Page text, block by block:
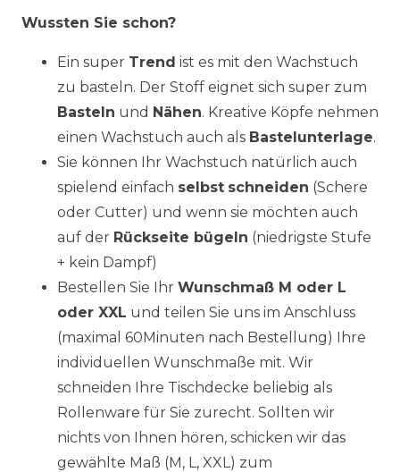
Wussten Sie schon?
Ein super Trend ist es mit den Wachstuch
zu basteln. Der Stoff eignet sich super zum
Basteln und Nähen. Kreative Köpfe nehmen
einen Wachstuch auch als Bastelunterlage.
Sie können Ihr Wachstuch natürlich auch
spielend einfach selbst schneiden (Schere
oder Cutter) und wenn sie möchten auch
auf der Rückseite bügeln (niedrigste Stufe
+ kein Dampf)
Bestellen Sie Ihr Wunschmaß M oder L
oder XXL und teilen Sie uns im Anschluss
(maximal 60Minuten nach Bestellung) Ihre
individuellen Wunschmaße mit. Wir
schneiden Ihre Tischdecke beliebig als
Rollenware für Sie zurecht. Sollten wir
nichts von Ihnen hören, schicken wir das
gewählte Maß (M, L, XXL) zum